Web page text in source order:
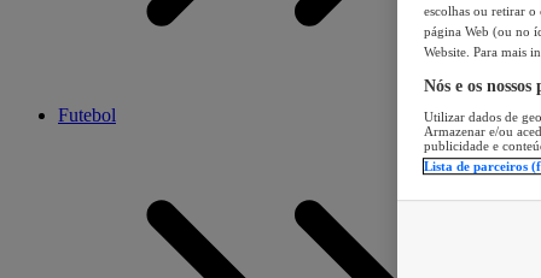
Futebol
escolhas ou retirar
página Web (ou no
Website. Para mais
Nós e os
Utilizar dados de
Armazenar e/ou
publicidade e
Lista de parceiros